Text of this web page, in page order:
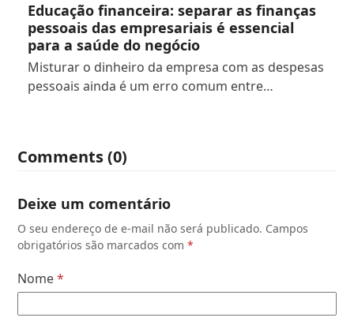
Educação financeira: separar as finanças
pessoais das empresariais é essencial
para a saúde do negócio
Misturar o dinheiro da empresa com as despesas
pessoais ainda é um erro comum entre…
Comments (0)
Deixe um comentário
O seu endereço de e-mail não será publicado. Campos
obrigatórios são marcados com*
Nome*